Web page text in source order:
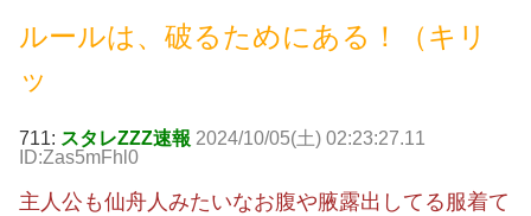
ルールは、破るためにある！（キリ
ッ
711: スタレZZZ速報 2024/10/05(土) 02:23:27.11
ID:Zas5mFhl0
主人公も仙舟人みたいなお腹や腋露出してる服着て